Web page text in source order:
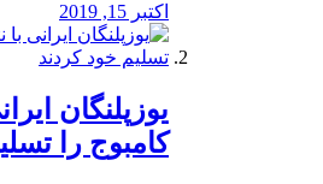
اکتبر 15, 2019
یوزپلنگان
کامبوج را